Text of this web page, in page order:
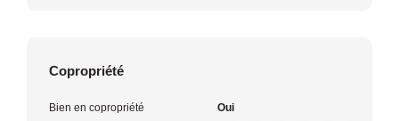
Copropriété
Bien en copropriété Oui